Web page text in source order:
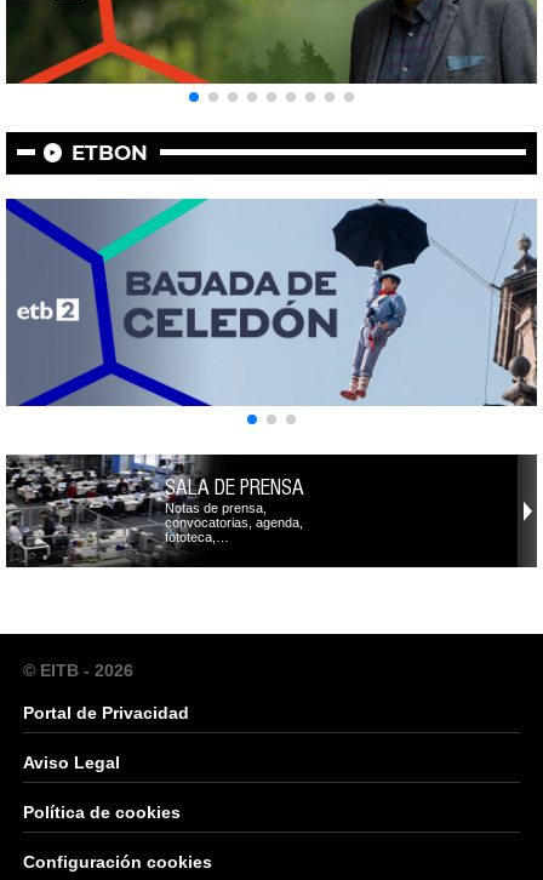
ETBON
SALA DE PRENSA
Notas de prensa,
convocatorias, agenda,
fototeca,…
© EITB - 2026
Portal de Privacidad
Aviso Legal
Política de cookies
Configuración cookies